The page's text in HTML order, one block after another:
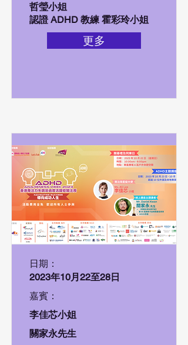
哲瑩小姐
認證 ADHD 教練 霍彩玲小姐
更多
日期：
2023年10月22至28日
嘉賓：
李佳芯小姐
關家永先生